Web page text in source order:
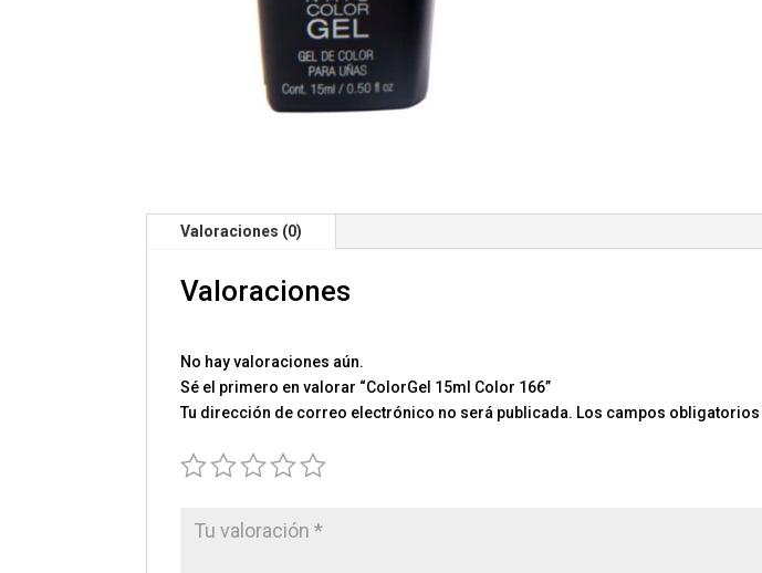
Valoraciones (0)
Valoraciones
No hay valoraciones aún.
Sé el primero en valorar “ColorGel 15ml Color 166”
Tu dirección de correo electrónico no será publicada. Los campos